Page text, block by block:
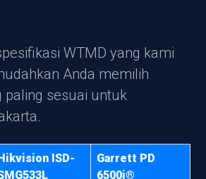
WTMD yang kami
Anda memilih
paling sesuai untuk
ISD-
Garrett PD
6500i®